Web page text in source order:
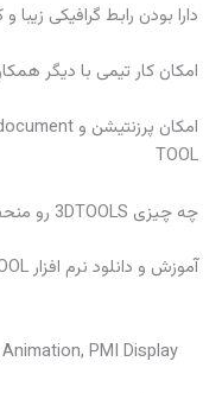
دارا بودن رابط گرافیکی زیبا
امکان کار تیمی با دیگر
TOOL
چه چیزی 3DTOOLS رو منحصر به فرد میکنه
آموزش و دانلود نرم افزار 3D-TOOL
PMI Display